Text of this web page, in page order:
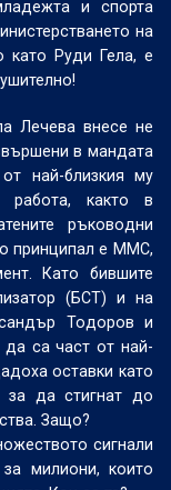
и спорта
на
като Руди Гела, е
Лечева внесе не
в мандата
най-близкия му
работа, както в
ръководни
принципал е ММС,
Като бившите
(БСТ) и на
Тодоров и
да са част от най-
оставки като
за да стигнат до
Защо?
сигнали
милиони, които